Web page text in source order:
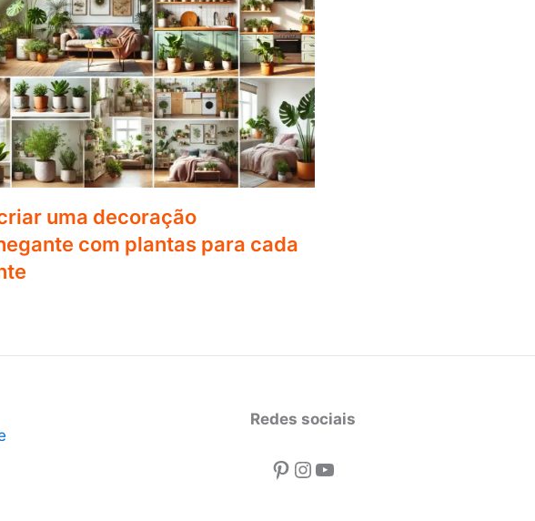
uma decoração
com plantas para cada
Redes sociais
Pinterest
Instagram
Youtube